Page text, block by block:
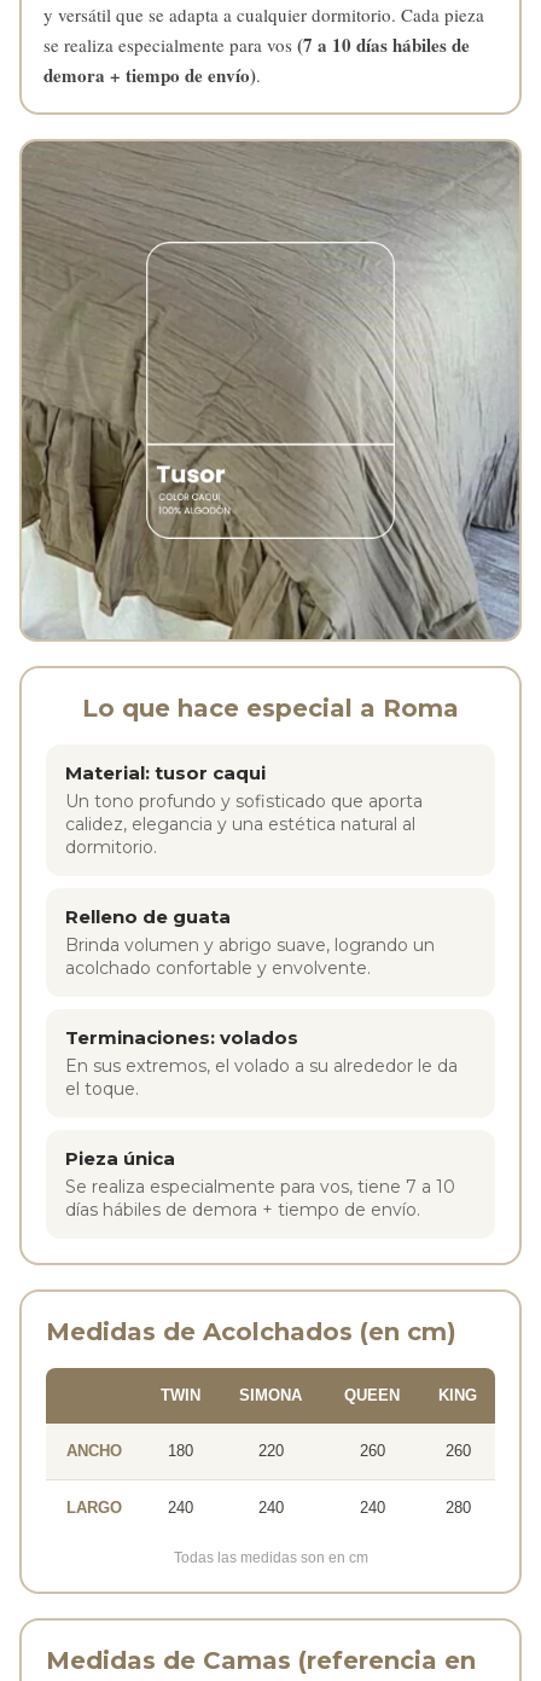
y versátil que se adapta a cualquier dormitorio. Cada pieza
se realiza especialmente para vos (7 a 10 días hábiles de
demora + tiempo de envío).
Lo que hace especial a Roma
Material: tusor caqui
Un tono profundo y sofisticado que aporta
calidez, elegancia y una estética natural al
dormitorio.
Relleno de guata
Brinda volumen y abrigo suave, logrando un
acolchado confortable y envolvente.
Terminaciones: volados
En sus extremos, el volado a su alrededor le da
el toque.
Pieza única
Se realiza especialmente para vos, tiene 7 a 10
días hábiles de demora + tiempo de envío.
Medidas de Acolchados (en cm)
TWIN SIMONA QUEEN KING
ANCHO 180 220 260 260
LARGO 240 240 240 280
Todas las medidas son en cm
Medidas de Camas (referencia en